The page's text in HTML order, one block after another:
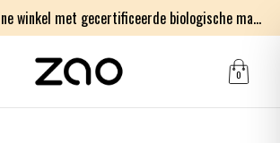
Welkom in onze online winkel met gecertificeerde biologische make-up en verzorgingsproducten
0